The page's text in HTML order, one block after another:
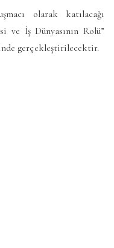
olarak katılacağı
ve İş Dünyasının Rolü”
gerçekleştirilecektir.